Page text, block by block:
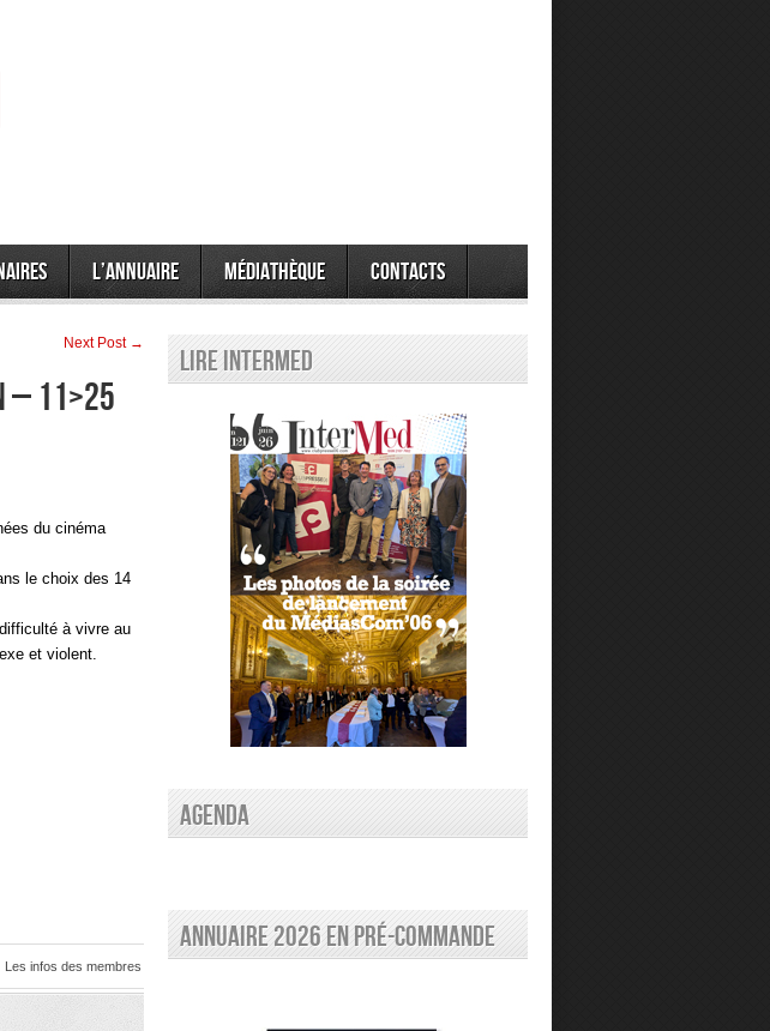
L’annuaire Médiathèque Contacts
Next Post →
– 11>25
du cinéma
le choix des 14
à vivre au
et violent.
Les infos des membres
Lire Intermed
AGENDA
Annuaire 2026 en pré-commande